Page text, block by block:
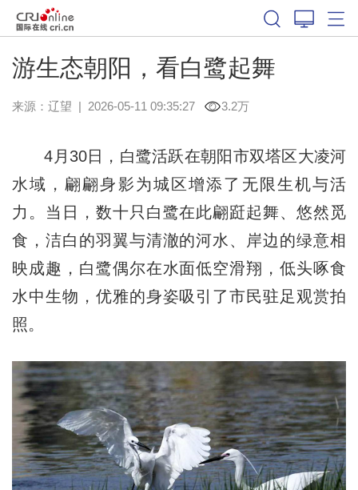
游生态朝阳，看白鹭起舞
来源： 辽望 | 2026-05-11 09:35:27 3.2万
4月30日，白鹭活跃在朝阳市双塔区大凌河
水域，翩翩身影为城区增添了无限生机与活
力。当日，数十只白鹭在此翩跹起舞、悠然觅
食，洁白的羽翼与清澈的河水、岸边的绿意相
映成趣，白鹭偶尔在水面低空滑翔，低头啄食
水中生物，优雅的身姿吸引了市民驻足观赏拍
照。